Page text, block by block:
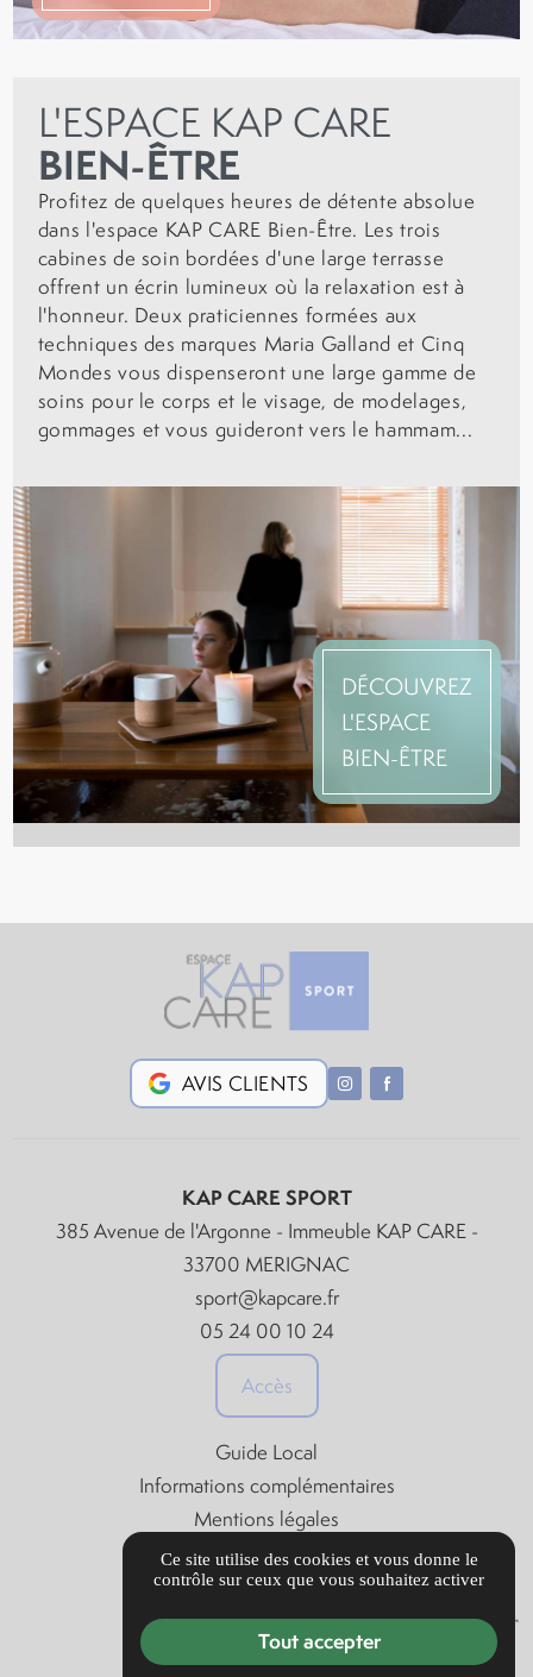
L'ESPACE KAP CARE
BIEN-ÊTRE
Profitez de quelques heures de détente absolue
dans l'espace KAP CARE Bien-Être. Les trois
cabines de soin bordées d'une large terrasse
offrent un écrin lumineux où la relaxation est à
l'honneur. Deux praticiennes formées aux
techniques des marques Maria Galland et Cinq
Mondes vous dispenseront une large gamme de
soins pour le corps et le visage, de modelages,
gommages et vous guideront vers le hammam...
DÉCOUVREZ
L'ESPACE
BIEN-ÊTRE
AVIS CLIENTS
KAP CARE SPORT
385 Avenue de l'Argonne - Immeuble KAP CARE -
33700 MERIGNAC
sport@kapcare.fr
05 24 00 10 24
Accès
Guide Local
Informations complémentaires
Mentions légales
Politique de confidentialité
Gestion des cookies
Ce site utilise des cookies et vous donne le
contrôle sur ceux que vous souhaitez activer
Tout accepter